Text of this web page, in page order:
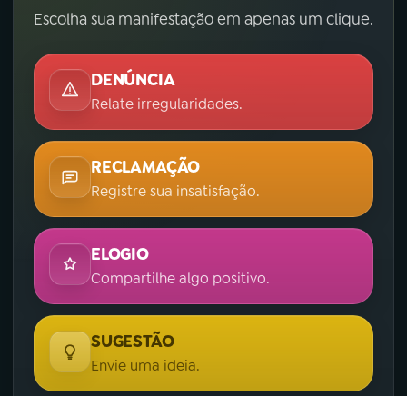
Escolha sua manifestação em apenas um clique.
DENÚNCIA
Relate irregularidades.
RECLAMAÇÃO
Registre sua insatisfação.
ELOGIO
Compartilhe algo positivo.
SUGESTÃO
Envie uma ideia.